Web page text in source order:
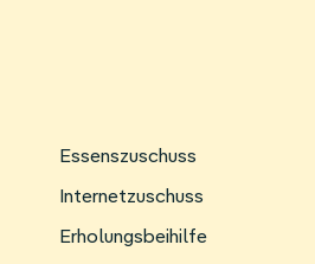
Essenszuschuss
Internetzuschuss
Erholungsbeihilfe